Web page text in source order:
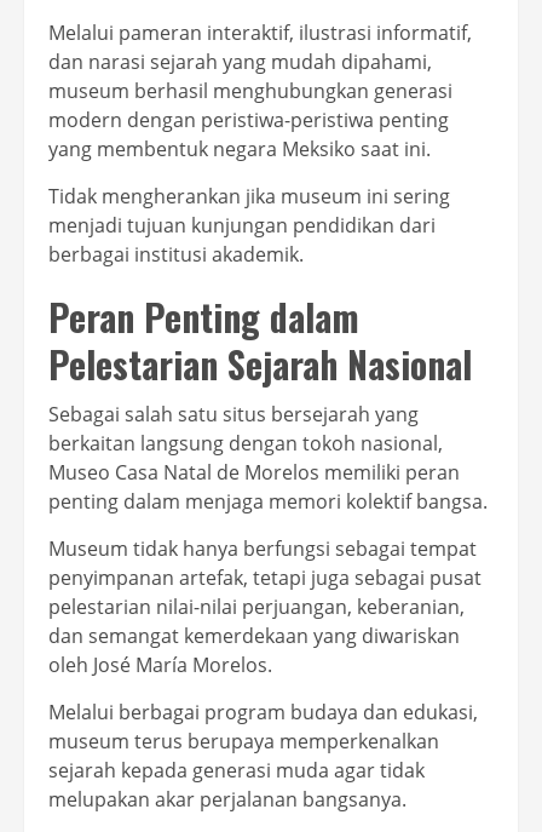
Melalui pameran interaktif, ilustrasi informatif,
dan narasi sejarah yang mudah dipahami,
museum berhasil menghubungkan generasi
modern dengan peristiwa-peristiwa penting
yang membentuk negara Meksiko saat ini.
Tidak mengherankan jika museum ini sering
menjadi tujuan kunjungan pendidikan dari
berbagai institusi akademik.
Peran Penting dalam
Pelestarian Sejarah Nasional
Sebagai salah satu situs bersejarah yang
berkaitan langsung dengan tokoh nasional,
Museo Casa Natal de Morelos memiliki peran
penting dalam menjaga memori kolektif bangsa.
Museum tidak hanya berfungsi sebagai tempat
penyimpanan artefak, tetapi juga sebagai pusat
pelestarian nilai-nilai perjuangan, keberanian,
dan semangat kemerdekaan yang diwariskan
oleh José María Morelos.
Melalui berbagai program budaya dan edukasi,
museum terus berupaya memperkenalkan
sejarah kepada generasi muda agar tidak
melupakan akar perjalanan bangsanya.